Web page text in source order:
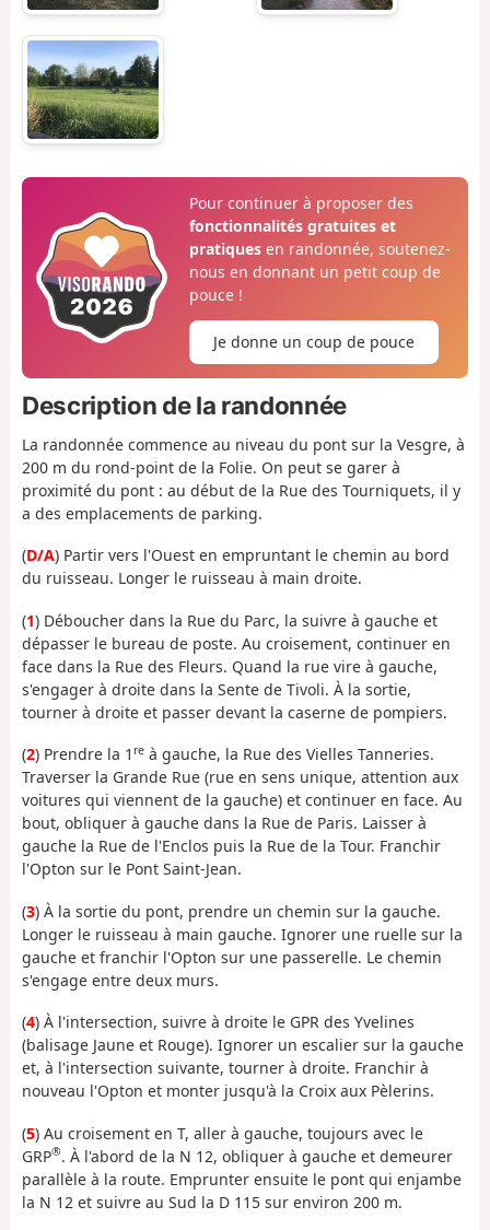
Pour continuer à proposer des
fonctionnalités gratuites et
pratiquesen randonnée, soutenez-
nous en donnant un petit coup de
pouce !
Je donne un coup de pouce
Description de la randonnée
La randonnée commence au niveau du pont sur la Vesgre, à
200 m du rond-point de la Folie. On peut se garer à
proximité du pont : au début de la Rue des Tourniquets, il y
a des emplacements de parking.
(D/A) Partir vers l'Ouest en empruntant le chemin au bord
du ruisseau. Longer le ruisseau à main droite.
(1) Déboucher dans la Rue du Parc, la suivre à gauche et
dépasser le bureau de poste. Au croisement, continuer en
face dans la Rue des Fleurs. Quand la rue vire à gauche,
s'engager à droite dans la Sente de Tivoli. À la sortie,
tourner à droite et passer devant la caserne de pompiers.
(2) Prendre la 1 re à gauche, la Rue des Vielles Tanneries.
Traverser la Grande Rue (rue en sens unique, attention aux
voitures qui viennent de la gauche) et continuer en face. Au
bout, obliquer à gauche dans la Rue de Paris. Laisser à
gauche la Rue de l'Enclos puis la Rue de la Tour. Franchir
l'Opton sur le Pont Saint-Jean.
(3) À la sortie du pont, prendre un chemin sur la gauche.
Longer le ruisseau à main gauche. Ignorer une ruelle sur la
gauche et franchir l'Opton sur une passerelle. Le chemin
s'engage entre deux murs.
(4) À l'intersection, suivre à droite le GPR des Yvelines
(balisage Jaune et Rouge). Ignorer un escalier sur la gauche
et, à l'intersection suivante, tourner à droite. Franchir à
nouveau l'Opton et monter jusqu'à la Croix aux Pèlerins.
(5) Au croisement en T, aller à gauche, toujours avec le
GRP®. À l'abord de la N 12, obliquer à gauche et demeurer
parallèle à la route. Emprunter ensuite le pont qui enjambe
la N 12 et suivre au Sud la D 115 sur environ 200 m.